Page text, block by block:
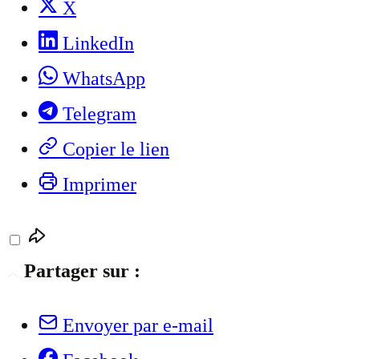
X
LinkedIn
WhatsApp
Telegram
Copier le lien
Imprimer
Partager sur :
Envoyer par e-mail